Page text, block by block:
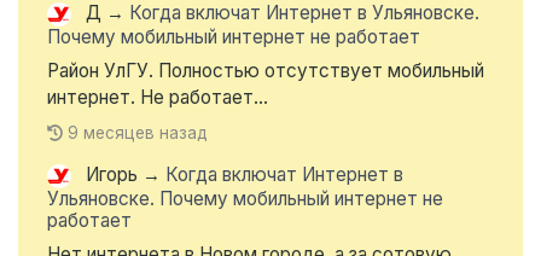
Д → Когда включат Интернет в Ульяновске.
Почему мобильный интернет не работает
Район УлГУ. Полностью отсутствует мобильный
интернет. Не работает...
9 месяцев назад
Игорь → Когда включат Интернет в
Ульяновске. Почему мобильный интернет не
работает